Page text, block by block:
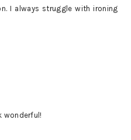
I always struggle with ironing
wonderful!